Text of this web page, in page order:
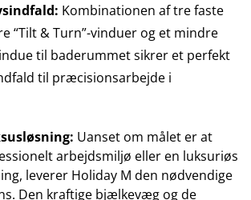
Kombinationen af tre faste
“Tilt & Turn”-vinduer og et mindre
til baderummet sikrer et perfekt
til præcisionsarbejde i
Uanset om målet er at
arbejdsmiljø eller en luksuriøs
leverer Holiday M den nødvendige
Den kraftige bjælkevæg og de